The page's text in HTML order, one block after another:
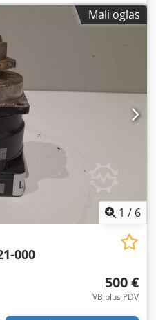
zainteresovani, nudimo
4KG 36X26X21 Mali oglas
1 / 6
000
500 €
VB plus PDV